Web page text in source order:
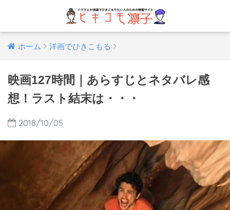
ホーム 洋画でひきこもる
映画127時間｜あらすじとネタバレ感
想！ラスト結末は・・・
2018/10/05